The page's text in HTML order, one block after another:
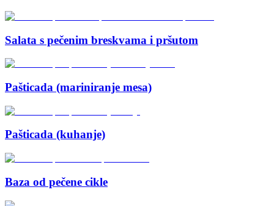
Salata s pečenim breskvama i pršutom
Pašticada (mariniranje mesa)
Pašticada (kuhanje)
Baza od pečene cikle